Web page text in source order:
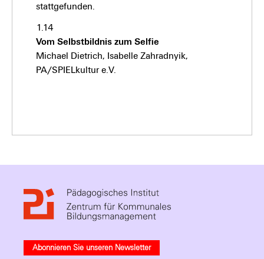
stattgefunden.
1.14
Vom Selbstbildnis zum Selfie
Michael Dietrich, Isabelle Zahradnyik,
PA/SPIELkultur e.V.
Abonnieren Sie unseren Newsletter